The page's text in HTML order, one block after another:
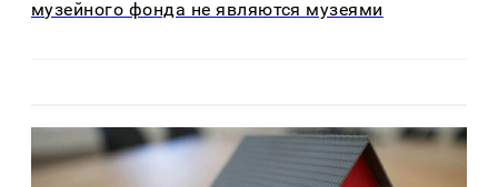
музейного фонда не являются музеями